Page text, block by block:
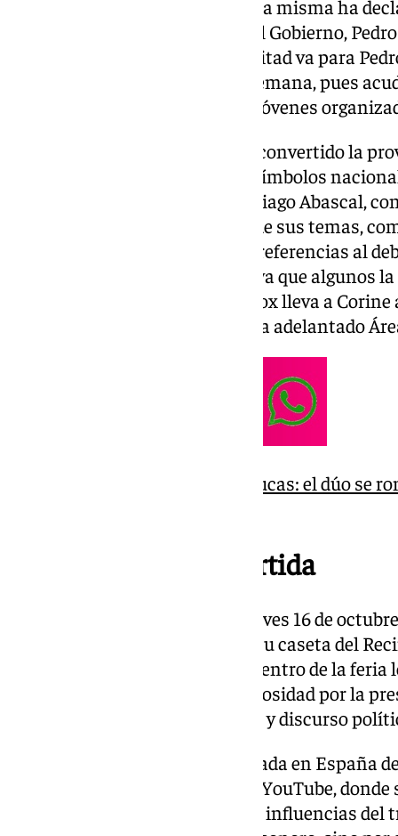
abiertamente afines —como ella misma ha
de sus letras es el presidente del Gobierno,
como: «de todo lo que gano la mitad va para
joven pasará por Málaga esta semana, pues
Alcántara, a un encuentro con jóvenes
Lo cierto es que la cantante ha convertido la
identidad artística: suele lucir símbolos
afinidad con Vox y su líder, Santiago Abascal,
sus redes sociales. En algunos de sus temas,
social con mensajes irónicos y referencias al
tanta adhesión como rechazo, ya que algunos
discursos de odio. Este jueves Vox lleva a
partido municipal, tal y como ha adelantado
Así fue el adiós de Andy y Lucas: el dúo se
Una artista controvertida
La activista participará este jueves 16 de
de la mano de Vox Marbella en su caseta del
Alcántara. La cita se enmarca dentro de la feria
de octubre, y ha despertado curiosidad por la
combina música, redes sociales y discurso
Nacida en Estados Unidos y criada en España
a hacerse conocida en TikTok y YouTube,
reproducciones. Su música, con influencias del